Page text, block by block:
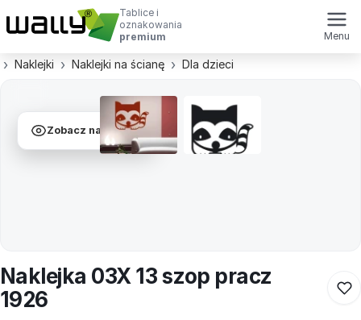
Tablice i
oznakowania
premium
Menu
Naklejki Naklejki na ścianę Dla dzieci
Zobacz na ścianie
Naklejka 03X 13 szop pracz
1926